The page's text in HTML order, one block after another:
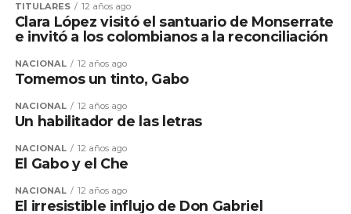
TITULARES 12 años ago
Clara López visitó el santuario de Monserrate
e invitó a los colombianos a la reconciliación
NACIONAL 12 años ago
Tomemos un tinto, Gabo
NACIONAL 12 años ago
Un habilitador de las letras
NACIONAL 12 años ago
El Gabo y el Che
NACIONAL 12 años ago
El irresistible influjo de Don Gabriel